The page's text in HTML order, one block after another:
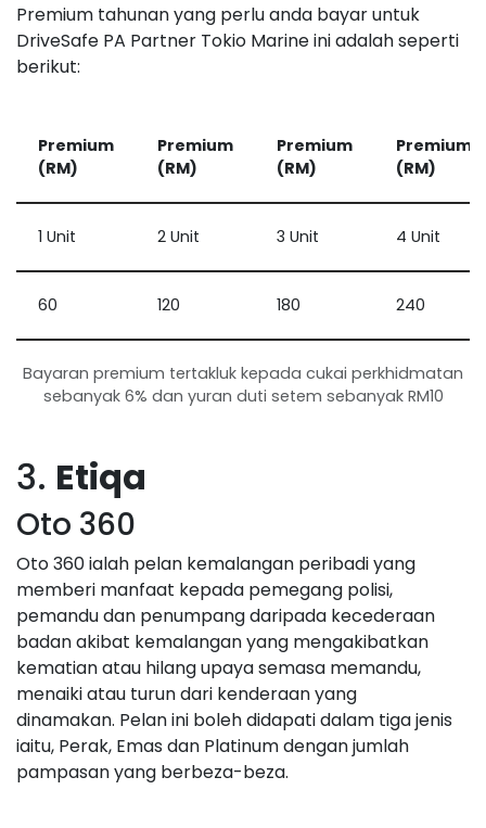
Premium tahunan yang perlu anda bayar untuk
DriveSafe PA Partner Tokio Marine ini adalah seperti
berikut:
Premium
(RM)
Premium
(RM)
Premium
(RM)
Premium
(RM)
1 Unit 2 Unit 3 Unit 4 Unit
60 120 180 240
Bayaran premium tertakluk kepada cukai perkhidmatan
sebanyak 6% dan yuran duti setem sebanyak RM10
3. Etiqa
Oto 360
Oto 360 ialah pelan kemalangan peribadi yang
memberi manfaat kepada pemegang polisi,
pemandu dan penumpang daripada kecederaan
badan akibat kemalangan yang mengakibatkan
kematian atau hilang upaya semasa memandu,
menaiki atau turun dari kenderaan yang
dinamakan. Pelan ini boleh didapati dalam tiga jenis
iaitu, Perak, Emas dan Platinum dengan jumlah
pampasan yang berbeza-beza.